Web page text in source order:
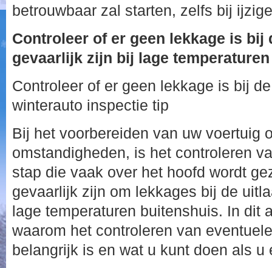
betrouwbaar zal starten, zelfs bij
Controleer of er geen lekkage is bij
gevaarlijk zijn bij lage
Controleer of er geen lekkage is bij
winterauto inspectie tip
Bij het voorbereiden van uw voertuig
omstandigheden, is het controleren
stap die vaak over het hoofd wordt
gevaarlijk zijn om lekkages bij de
lage temperaturen buitenshuis. In dit
waarom het controleren van
belangrijk is en wat u kunt doen als u